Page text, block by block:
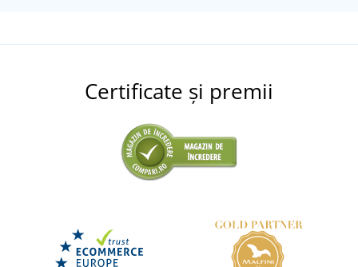
Pantofi de protecție slip-on ARDON GREKS S1P
Certificate și premii